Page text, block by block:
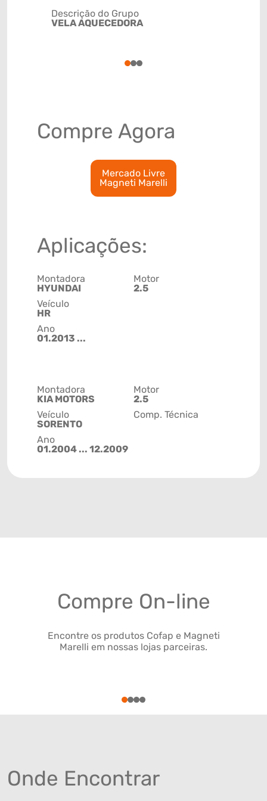
Descrição do Grupo
VELA AQUECEDORA
123
Compre Agora
Mercado Livre
Magneti Marelli
Aplicações:
Montadora
HYUNDAI
Veículo
HR
Ano
01.2013 ...
Motor
2.5
Montadora
KIA MOTORS
Veículo
SORENTO
Ano
01.2004 ... 12.2009
Motor
2.5
Comp. Técnica
Compre On-line
Encontre os produtos Cofap e Magneti
Marelli em nossas lojas parceiras.
1234
Onde Encontrar